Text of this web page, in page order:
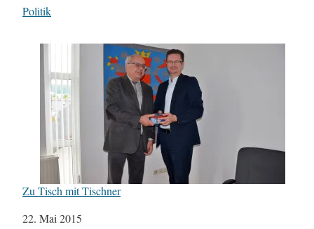
In Bezug auf
Politik
Zu Tisch mit Tischner
Datum
22. Mai 2015